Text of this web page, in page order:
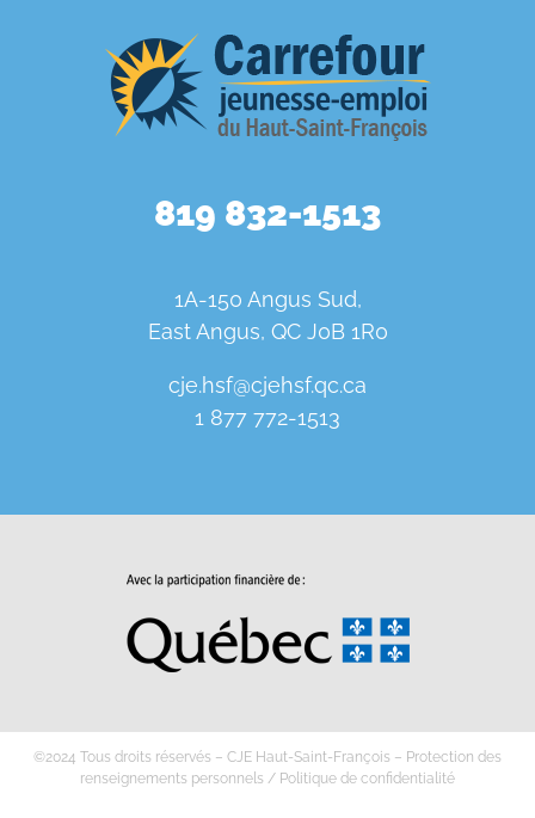
819 832-1513
1A-150 Angus Sud,
East Angus, QC J0B 1R0
cje.hsf@cjehsf.qc.ca
1 877 772-1513
©2024 Tous droits réservés – CJE Haut-Saint-François – Protection des
renseignements personnels / Politique de confidentialité